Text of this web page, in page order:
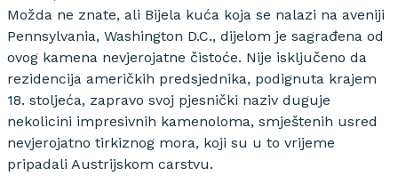
Možda ne znate, ali Bijela kuća koja se nalazi na aveniji
Pennsylvania, Washington D.C., dijelom je sagrađena od
ovog kamena nevjerojatne čistoće. Nije isključeno da
rezidencija američkih predsjednika, podignuta krajem
18. stoljeća, zapravo svoj pjesnički naziv duguje
nekolicini impresivnih kamenoloma, smještenih usred
nevjerojatno tirkiznog mora, koji su u to vrijeme
pripadali Austrijskom carstvu.